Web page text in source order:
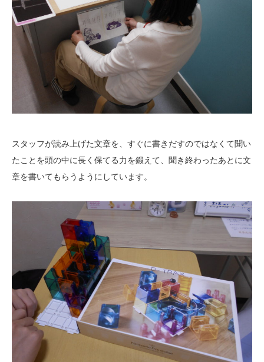
スタッフが読み上げた文章を、すぐに書きだすのではなくて聞い
たことを頭の中に長く保てる力を鍛えて、聞き終わったあとに文
章を書いてもらうようにしています。